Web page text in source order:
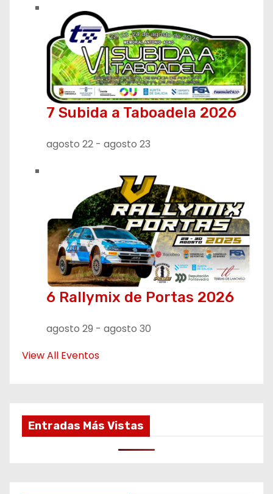
7 Subida a Taboadela 2026
agosto 22 - agosto 23
6 Rallymix de Portas 2026
agosto 29 - agosto 30
View All Eventos
Entradas Más Vistas